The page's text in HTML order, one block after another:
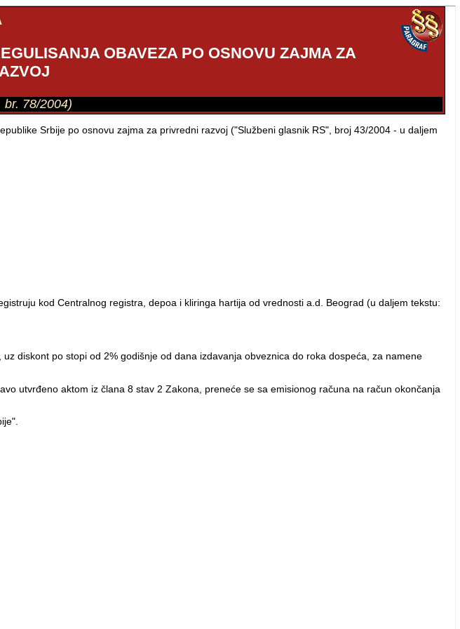
OBAVEZA PO OSNOVU ZAJMA ZA
br. 78/2004)
Srbije po osnovu zajma za privredni razvoj ("Službeni glasnik RS", broj 43/2004 - u daljem
kod Centralnog registra, depoa i kliringa hartija od vrednosti a.d. Beograd (u daljem tekstu:
diskont po stopi od 2% godišnje od dana izdavanja obveznica do roka dospeća, za namene
utvrđeno aktom iz člana 8 stav 2 Zakona, preneće se sa emisionog računa na račun okončanja